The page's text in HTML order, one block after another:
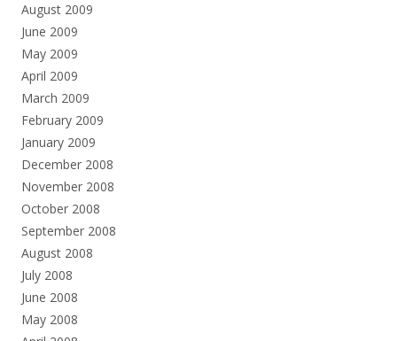
August 2009
June 2009
May 2009
April 2009
March 2009
February 2009
January 2009
December 2008
November 2008
October 2008
September 2008
August 2008
July 2008
June 2008
May 2008